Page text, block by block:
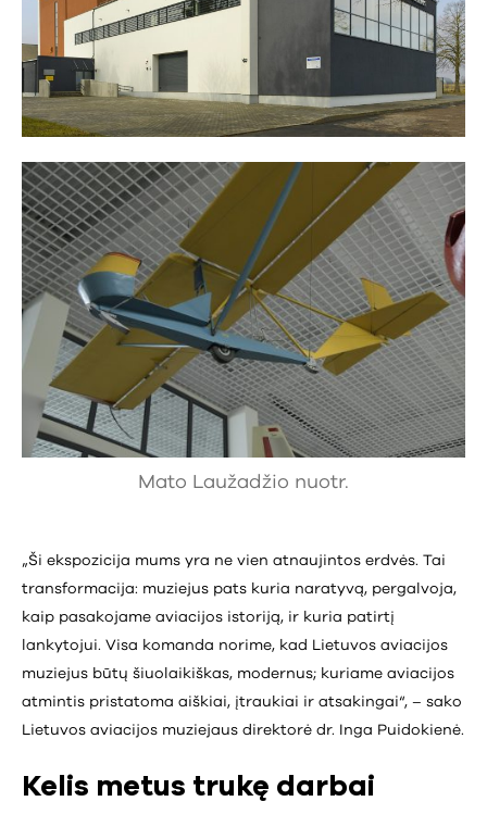
Mato Laužadžio nuotr.
„Ši ekspozicija mums yra ne vien atnaujintos erdvės. Tai
transformacija: muziejus pats kuria naratyvą, pergalvoja,
kaip pasakojame aviacijos istoriją, ir kuria patirtį
lankytojui. Visa komanda norime, kad Lietuvos aviacijos
muziejus būtų šiuolaikiškas, modernus; kuriame aviacijos
atmintis pristatoma aiškiai, įtraukiai ir atsakingai“, – sako
Lietuvos aviacijos muziejaus direktorė dr. Inga Puidokienė.
Kelis metus trukę darbai